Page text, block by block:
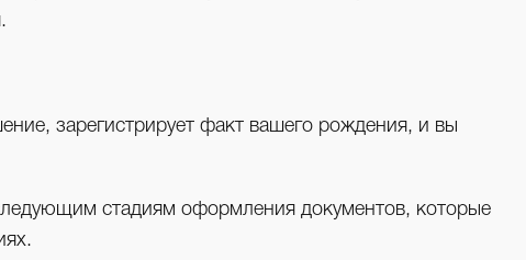
зарегистрирует факт вашего рождения, и вы
стадиям оформления документов, которые